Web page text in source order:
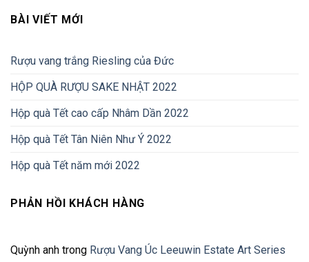
BÀI VIẾT MỚI
Rượu vang trắng Riesling của Đức
HỘP QUÀ RƯỢU SAKE NHẬT 2022
Hộp quà Tết cao cấp Nhâm Dần 2022
Hộp quà Tết Tân Niên Như Ý 2022
Hộp quà Tết năm mới 2022
PHẢN HỒI KHÁCH HÀNG
Quỳnh anh trong Rượu Vang Úc Leeuwin Estate Art Series